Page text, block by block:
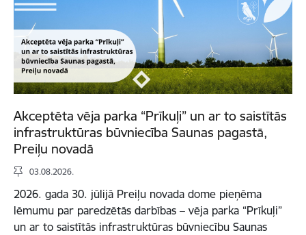
Akceptēta vēja parka “Prīkuļi” un ar to saistītās
infrastruktūras būvniecība Saunas pagastā,
Preiļu novadā
03.08.2026.
2026. gada 30. jūlijā Preiļu novada dome pieņēma
lēmumu par paredzētās darbības – vēja parka “Prīkuļi”
un ar to saistītās infrastruktūras būvniecību Saunas